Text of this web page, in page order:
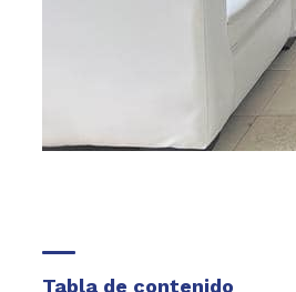
Tabla de contenido